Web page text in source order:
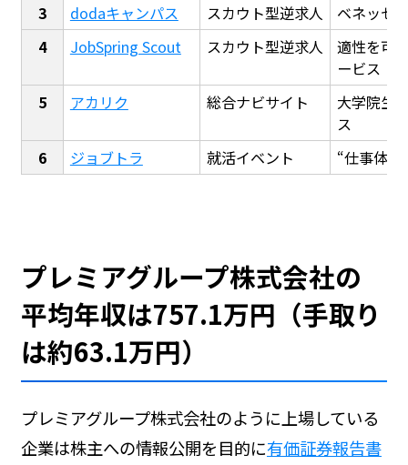
dodaキャンパス
スカウト型逆求人
ベネッセ
JobSpring Scout
スカウト型逆求人
適性を可
ービス
アカリク
総合ナビサイト
大学院生
ス
ジョブトラ
就活イベント “仕事体
プレミアグループ株式会社の
平均年収は757.1万円（手取り
は約63.1万円）
プレミアグループ株式会社のように上場している
企業は株主への情報公開を目的に有価証券報告書